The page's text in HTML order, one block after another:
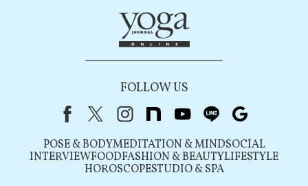
FOLLOW US
FacebookX（旧Twitter）
instagram
note youtubeline
POSE & BODYMEDITATION & MINDSOCIAL
INTERVIEWFOODFASHION & BEAUTYLIFESTYLE
HOROSCOPESTUDIO & SPA